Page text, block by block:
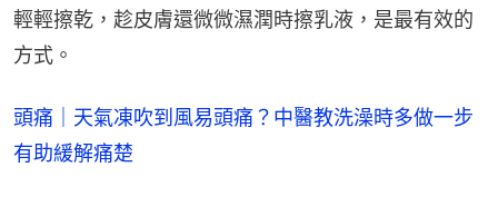
輕輕擦乾，趁皮膚還微微濕潤時擦乳液，是最有效的
方式。
頭痛｜天氣凍吹到風易頭痛？中醫教洗澡時多做一步
有助緩解痛楚